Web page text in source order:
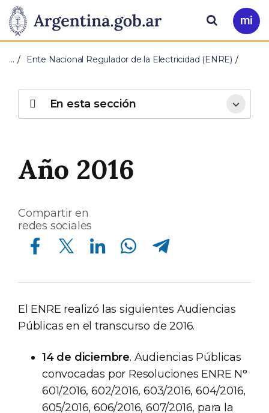
Presidencia
de
Nación
Pasar al contenido principal
Ir
a
Buscar
… Ente Nacional Regulador de la Electricidad (ENRE)
Año 2016
Compartir en
redes sociales
Compartir en Facebook Compartir en Twitter Compartir en Linkedin Compartir en Whatsapp Compartir en Telegram
El ENRE realizó las siguientes Audiencias
Públicas en el transcurso de 2016.
14 de diciembre. Audiencias Públicas
convocadas por Resoluciones ENRE N°
601/2016, 602/2016, 603/2016, 604/2016,
605/2016, 606/2016, 607/2016, para la
En esta sección